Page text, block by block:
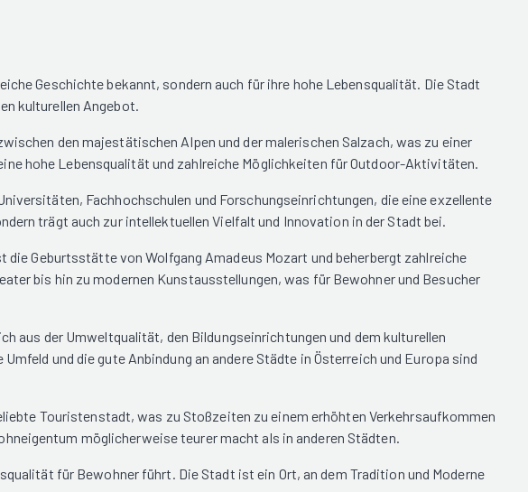
Geschichte bekannt, sondern auch für ihre hohe Lebensqualität. Die Stadt
kulturellen Angebot.
den majestätischen Alpen und der malerischen Salzach, was zu einer
hohe Lebensqualität und zahlreiche Möglichkeiten für Outdoor-Aktivitäten.
Fachhochschulen und Forschungseinrichtungen, die eine exzellente
trägt auch zur intellektuellen Vielfalt und Innovation in der Stadt bei.
Geburtsstätte von Wolfgang Amadeus Mozart und beherbergt zahlreiche
bis hin zu modernen Kunstausstellungen, was für Bewohner und Besucher
aus der Umweltqualität, den Bildungseinrichtungen und dem kulturellen
und die gute Anbindung an andere Städte in Österreich und Europa sind
Touristenstadt, was zu Stoßzeiten zu einem erhöhten Verkehrsaufkommen
möglicherweise teurer macht als in anderen Städten.
für Bewohner führt. Die Stadt ist ein Ort, an dem Tradition und Moderne